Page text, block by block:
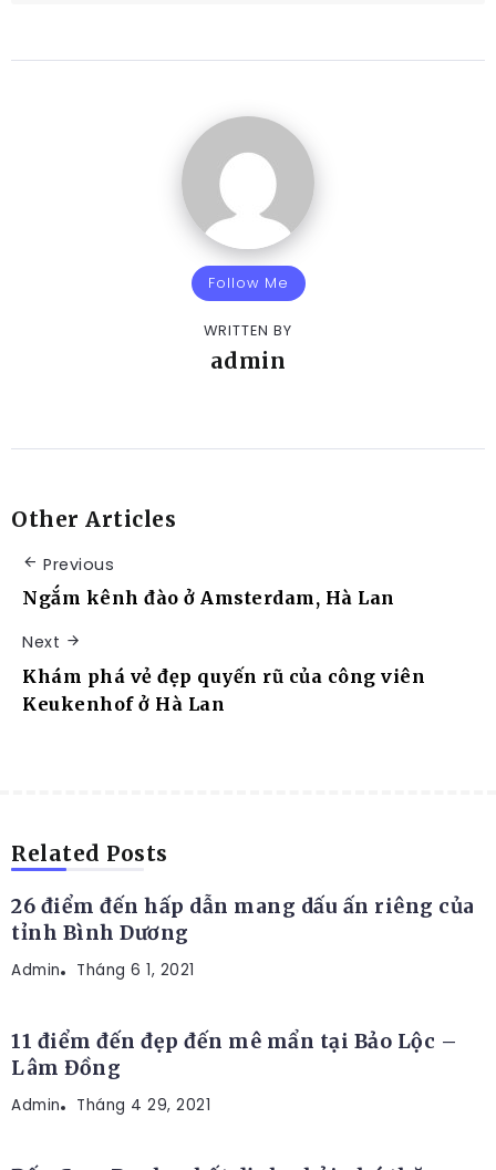
Follow Me
WRITTEN BY
admin
Other Articles
Previous
Ngắm kênh đào ở Amsterdam, Hà Lan
Next
Khám phá vẻ đẹp quyến rũ của công viên
Keukenhof ở Hà Lan
Related Posts
26 điểm đến hấp dẫn mang dấu ấn riêng của
tỉnh Bình Dương
Admin Tháng 6 1, 2021
ĐỊA ĐIỂM DU LỊCH
11 điểm đến đẹp đến mê mẩn tại Bảo Lộc –
Lâm Đồng
Admin Tháng 4 29, 2021
ĐỊA ĐIỂM DU LỊCH